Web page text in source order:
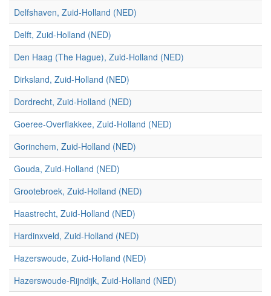
Delfshaven, Zuid-Holland (NED)
Delft, Zuid-Holland (NED)
Den Haag (The Hague), Zuid-Holland (NED)
Dirksland, Zuid-Holland (NED)
Dordrecht, Zuid-Holland (NED)
Goeree-Overflakkee, Zuid-Holland (NED)
Gorinchem, Zuid-Holland (NED)
Gouda, Zuid-Holland (NED)
Grootebroek, Zuid-Holland (NED)
Haastrecht, Zuid-Holland (NED)
Hardinxveld, Zuid-Holland (NED)
Hazerswoude, Zuid-Holland (NED)
Hazerswoude-Rijndijk, Zuid-Holland (NED)